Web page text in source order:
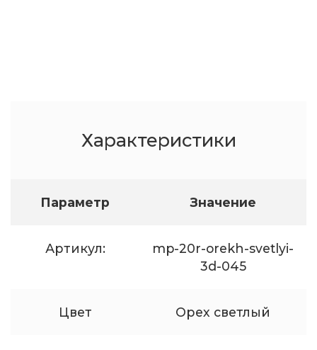
Характеристики
Параметр Значение
Артикул:
mp-20r-orekh-svetlyi-
3d-045
Цвет Орех светлый